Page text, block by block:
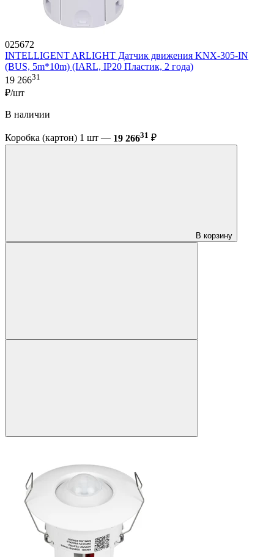
025672
INTELLIGENT ARLIGHT Датчик движения KNX-305-IN
(BUS, 5m*10m) (IARL, IP20 Пластик, 2 года)
19 26631
₽/шт
В наличии
Коробка (картон) 1 шт — 19 26631 ₽
В корзину